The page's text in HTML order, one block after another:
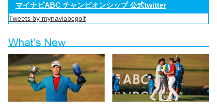
マイナビABC チャンピオンシップ 公式twitter
Tweets by mynaviabcgolf